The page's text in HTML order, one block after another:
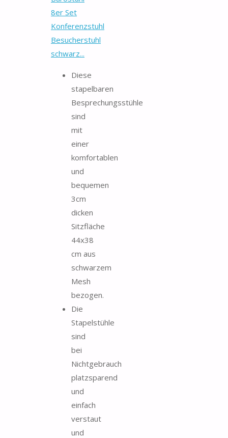
8er Set
Konferenzstuhl
Besucherstuhl
schwarz...
Diese
stapelbaren
Besprechungsstühle
sind
mit
einer
komfortablen
und
bequemen
3cm
dicken
Sitzfläche
44x38
cm aus
schwarzem
Mesh
bezogen.
Die
Stapelstühle
sind
bei
Nichtgebrauch
platzsparend
und
einfach
verstaut
und